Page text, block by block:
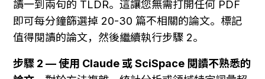
讀一到兩句的 TLDR。這讓您無需打開任何 PDF
即可每分鐘篩選掉 20-30 篇不相關的論文。標記
值得閱讀的論文，然後繼續執行步驟 2。
步驟 2 — 使用 Claude 或 SciSpace 閱讀不熟悉的